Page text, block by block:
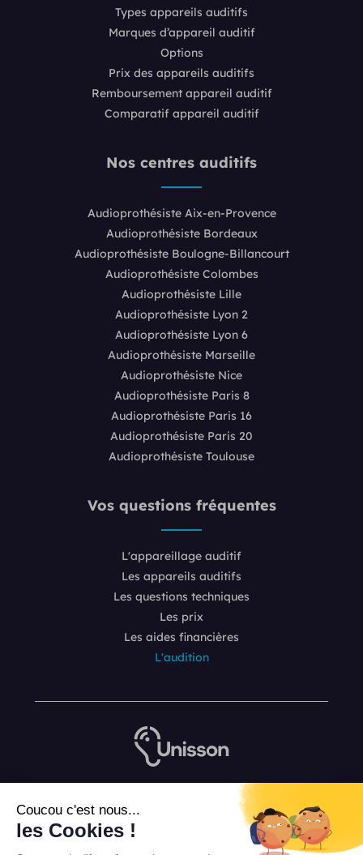
Coucou c'est nous...
les Cookies !
Types appareils auditifs
Marques d’appareil auditif
Options
Prix des appareils auditifs
Remboursement appareil auditif
Comparatif appareil auditif
Nos centres auditifs
Audioprothésiste Aix-en-Provence
Audioprothésiste Bordeaux
Audioprothésiste Boulogne-Billancourt
Audioprothésiste Colombes
Audioprothésiste Lille
Audioprothésiste Lyon 2
Audioprothésiste Lyon 6
Audioprothésiste Marseille
Audioprothésiste Nice
Audioprothésiste Paris 8
Audioprothésiste Paris 16
Audioprothésiste Paris 20
Audioprothésiste Toulouse
Vos questions fréquentes
L'appareillage auditif
Les appareils auditifs
Les questions techniques
Les prix
Les aides financières
L'audition
L’équipe de rédaction Unisson